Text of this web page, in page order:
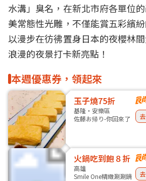
水溝」臭名，在新北市府各單位
美常態性光雕 ，不僅能賞五彩繽
以漫步在彷彿置身日本的夜櫻林
浪漫的夜景打卡新亮點！
本週優惠券，領起來
玉子燒75折
基隆・安樂區
佐藤お帰り-你回來了
火鍋吃到飽８折
高雄
Smile One精緻涮涮鍋